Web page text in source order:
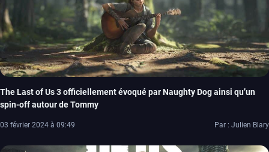
The Last of Us 3 officiellement évoqué par Naughty Dog ainsi qu’un
spin-off autour de Tommy
03 février 2024 à 09:49 Par : Julien Blary